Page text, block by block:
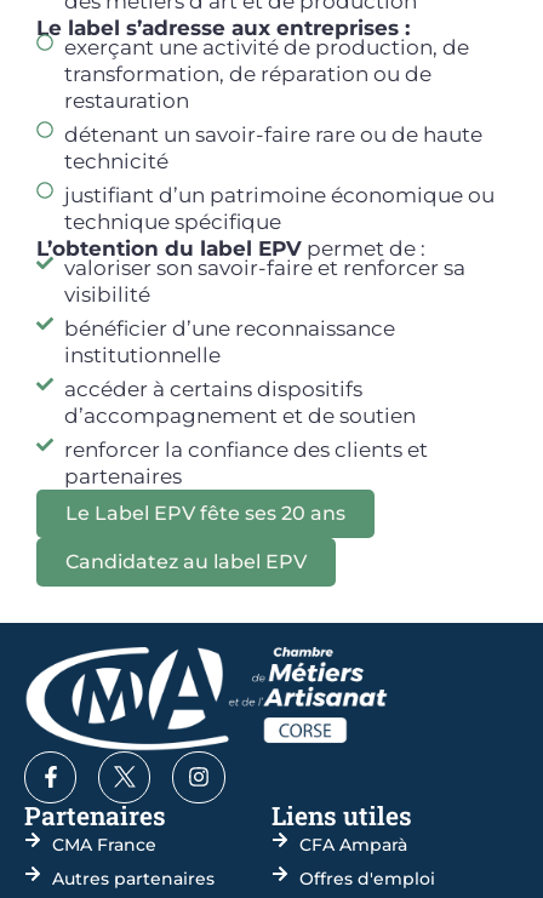
Le label s’adresse aux entreprises :
exerçant une activité de production, de
transformation, de réparation ou de
restauration
détenant un savoir-faire rare ou de haute
technicité
justifiant d’un patrimoine économique ou
technique spécifique
L’obtention du label EPV permet de :
valoriser son savoir-faire et renforcer sa
visibilité
bénéficier d’une reconnaissance
institutionnelle
accéder à certains dispositifs
d’accompagnement et de soutien
renforcer la confiance des clients et
partenaires
Le Label EPV fête ses 20 ans
Candidatez au label EPV
Partenaires
CMA France
Autres partenaires
Liens utiles
CFA Amparà
Offres d'emploi